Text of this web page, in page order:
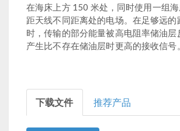
在海床上方 150 米处，同时使用一组
距天线不同距离处的电场。在足够远的
时，传输的部分能量被高电阻率储油
产生比不存在储油层时更高的接收信号。
下载文件 推荐产品